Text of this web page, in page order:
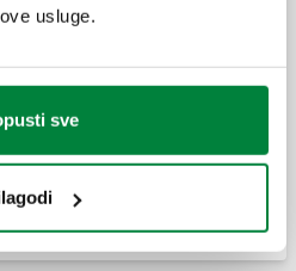
usluge.
sve
Kuglasti ventil s ugrađenim
ventilom za sustave grijanja.